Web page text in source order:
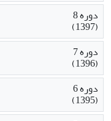
دوره 8
(1397)
دوره 7
(1396)
دوره 6
(1395)